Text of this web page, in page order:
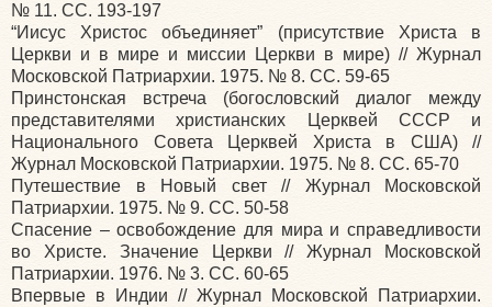
№ 11. СС. 193-197
“Иисус Христос объединяет” (присутствие Христа в
Церкви и в мире и миссии Церкви в мире) // Журнал
Московской Патриархии. 1975. № 8. СС. 59-65
Принстонская встреча (богословский диалог между
представителями христианских Церквей СССР и
Национального Совета Церквей Христа в США) //
Журнал Московской Патриархии. 1975. № 8. СС. 65-70
Путешествие в Новый свет // Журнал Московской
Патриархии. 1975. № 9. СС. 50-58
Спасение – освобождение для мира и справедливости
во Христе. Значение Церкви // Журнал Московской
Патриархии. 1976. № 3. СС. 60-65
Впервые в Индии // Журнал Московской Патриархии.